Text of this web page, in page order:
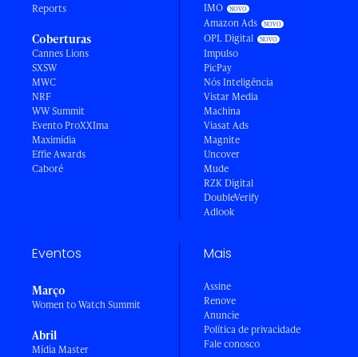
Reports
Coberturas
Cannes Lions
SXSW
MWC
NRF
WW Summit
Evento ProXXIma
Maximídia
Effie Awards
Caboré
IMO
Amazon Ads
OPL Digital
Impulso
PicPay
Nós Inteligência
Vistar Media
Machina
Viasat Ads
Magnite
Uncover
Mude
RZK Digital
DoubleVerify
Adlook
Eventos
Março
Women to Watch Summit
Abril
Mídia Master
Mais
Assine
Renove
Anuncie
Política de privacidade
Fale conosco